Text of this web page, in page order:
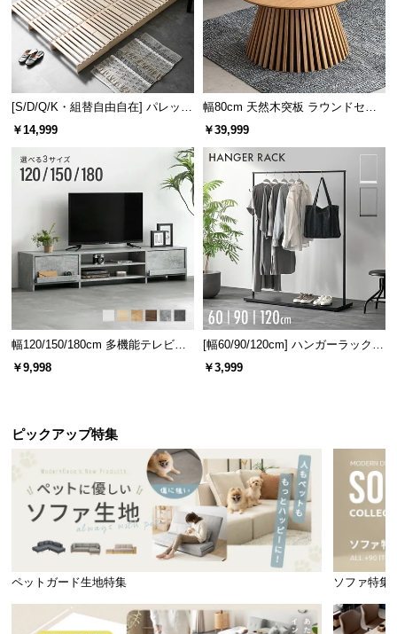
[S/D/Q/K・組替自由自在] パレット
ベッド 8/12/16枚セット
￥14,999
幅80cm 天然木突板 ラウンドセン
ターテーブル 美しい格子デザイン
￥39,999
幅120/150/180cm 多機能テレビボ
ード 木目/石目調 オープン収納・
引き出し収納付き
￥9,998
[幅60/90/120cm] ハンガーラック
スチール 4段階高さ調節 サイドフ
ック オープンラック シンプル
￥3,999
ピックアップ特集
ペットガード生地特集 ソファ特集